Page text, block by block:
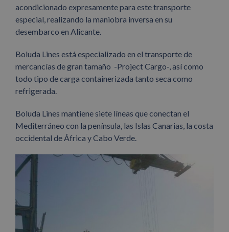
acondicionado expresamente para este transporte
especial, realizando la maniobra inversa en su
desembarco en Alicante.
Boluda Lines está especializado en el transporte de
mercancías de gran tamaño -Project Cargo-, así como
todo tipo de carga containerizada tanto seca como
refrigerada.
Boluda Lines mantiene siete líneas que conectan el
Mediterráneo con la península, las Islas Canarias, la costa
occidental de África y Cabo Verde.